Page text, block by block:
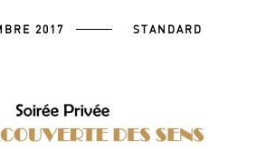
2017 STANDARD